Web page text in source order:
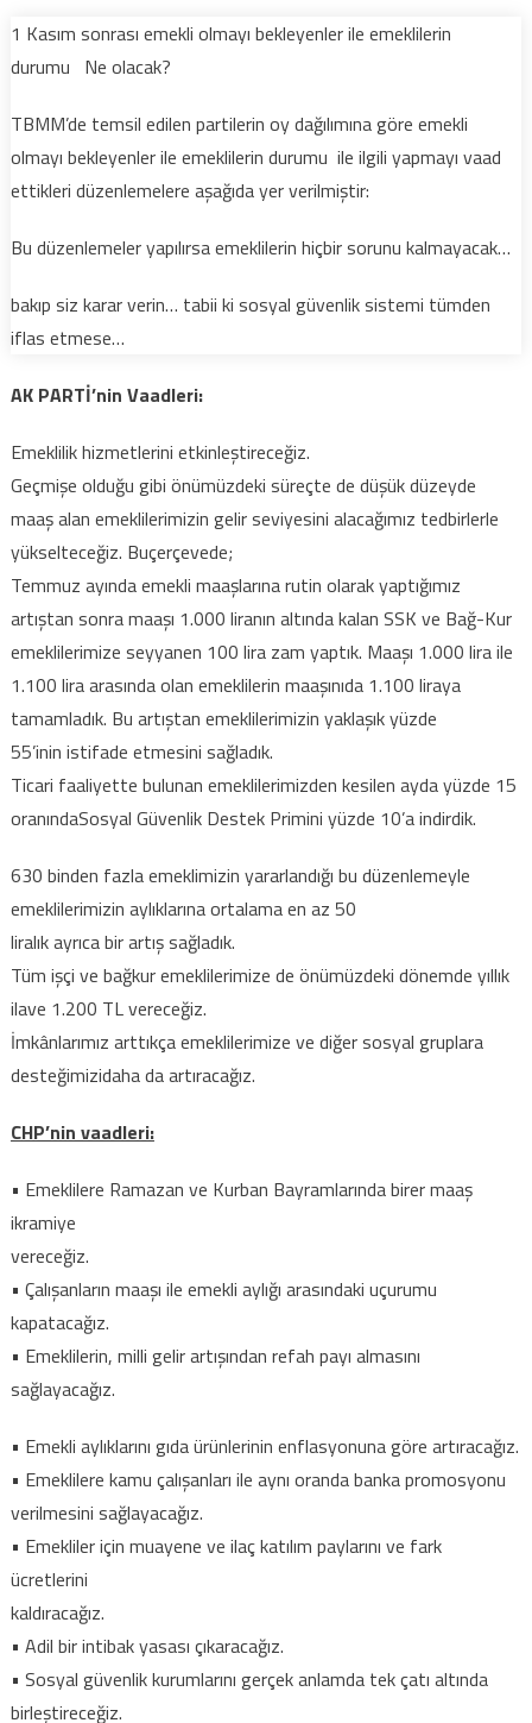
1 Kasım sonrası emekli olmayı bekleyenler ile emeklilerin
durumu Ne olacak?
TBMM’de temsil edilen partilerin oy dağılımına göre emekli
olmayı bekleyenler ile emeklilerin durumu ile ilgili yapmayı vaad
ettikleri düzenlemelere aşağıda yer verilmiştir:
Bu düzenlemeler yapılırsa emeklilerin hiçbir sorunu kalmayacak…
bakıp siz karar verin… tabii ki sosyal güvenlik sistemi tümden
iflas etmese…
AK PARTİ’nin Vaadleri:
Emeklilik hizmetlerini etkinleştireceğiz.
Geçmişe olduğu gibi önümüzdeki süreçte de düşük düzeyde
maaş alan emeklilerimizin gelir seviyesini alacağımız tedbirlerle
yükselteceğiz. Buçerçevede;
Temmuz ayında emekli maaşlarına rutin olarak yaptığımız
artıştan sonra maaşı 1.000 liranın altında kalan SSK ve Bağ-Kur
emeklilerimize seyyanen 100 lira zam yaptık. Maaşı 1.000 lira ile
1.100 lira arasında olan emeklilerin maaşınıda 1.100 liraya
tamamladık. Bu artıştan emeklilerimizin yaklaşık yüzde
55’inin istifade etmesini sağladık.
Ticari faaliyette bulunan emeklilerimizden kesilen ayda yüzde 15
oranındaSosyal Güvenlik Destek Primini yüzde 10’a indirdik.
630 binden fazla emeklimizin yararlandığı bu düzenlemeyle
emeklilerimizin aylıklarına ortalama en az 50
liralık ayrıca bir artış sağladık.
Tüm işçi ve bağkur emeklilerimize de önümüzdeki dönemde yıllık
ilave 1.200 TL vereceğiz.
İmkânlarımız arttıkça emeklilerimize ve diğer sosyal gruplara
desteğimizidaha da artıracağız.
CHP’nin vaadleri:
• Emeklilere Ramazan ve Kurban Bayramlarında birer maaş
ikramiye
vereceğiz.
• Çalışanların maaşı ile emekli aylığı arasındaki uçurumu
kapatacağız.
• Emeklilerin, milli gelir artışından refah payı almasını
sağlayacağız.
• Emekli aylıklarını gıda ürünlerinin enflasyonuna göre artıracağız.
• Emeklilere kamu çalışanları ile aynı oranda banka promosyonu
verilmesini sağlayacağız.
• Emekliler için muayene ve ilaç katılım paylarını ve fark
ücretlerini
kaldıracağız.
• Adil bir intibak yasası çıkaracağız.
• Sosyal güvenlik kurumlarını gerçek anlamda tek çatı altında
birleştireceğiz.